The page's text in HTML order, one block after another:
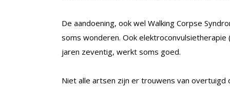
De aandoening, ook wel Walking Corpse
soms wonderen. Ook
jaren zeventig, werkt soms goed.
Niet alle artsen zijn er trouwens van